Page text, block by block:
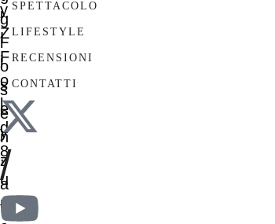
SPETTACOLO
LIFESTYLE
RECENSIONI
CONTATTI
/